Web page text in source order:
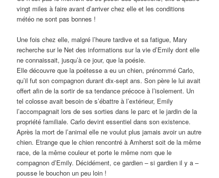
vingt miles à faire avant d’arriver chez elle et les conditions
météo ne sont pas bonnes !
Une fois chez elle, malgré l’heure tardive et sa fatigue, Mary
recherche sur le Net des informations sur la vie d’Emily dont elle
ne connaissait, jusqu’à ce jour, que la poésie.
Elle découvre que la poétesse a eu un chien, prénommé Carlo,
qu’il fut son compagnon durant dix-sept ans. Son père le lui avait
offert afin de la sortir de sa tendance précoce à l’isolement. Un
tel colosse avait besoin de s’ébattre à l’extérieur, Emily
l’accompagnait lors de ses sorties dans le parc et le jardin de la
propriété familiale. Carlo devint essentiel dans son existence.
Après la mort de l’animal elle ne voulut plus jamais avoir un autre
chien. Etrange que le chien rencontré à Amherst soit de la même
race, de la même couleur et porte le même nom que le
compagnon d’Emily. Décidément, ce gardien – si gardien il y a –
pousse le bouchon un peu loin !